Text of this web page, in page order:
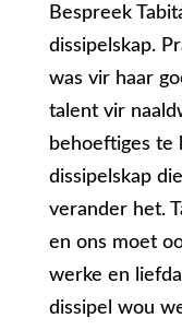
Bespreek
dissipelskap.
was vir haar
talent vir
behoeftiges te
dissipelskap
verander het.
en ons moet
werke en
dissipel wou